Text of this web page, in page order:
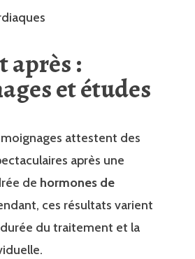
après :
et études
attestent des
après une
de hormones de
ces résultats varient
du traitement et la